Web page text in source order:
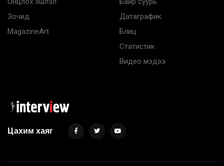
Зочид
MagazineArt
Датаграфик
Блиц
Статистик
Видео мэдээ
Цахим хаяг